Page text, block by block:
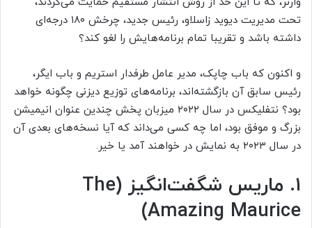
تحت مدیریت دیوید زاسلاو، رئیس جدید، چرخش ۱۸۰ درجه‌ای
داشته باشد و تقریبا تمام برنامه‌هایش را لغو کند؟
و اکنون که باب چاپک، مدیر عامل طرفدار استریم و باب ایگر،
رئیس سابق آن بازگشته‌اند، برنامه‌های توزیع دیزنی چگونه خواهد
بود؟ نتفلیکس در سال ۲۰۲۲ میزبان پخش چندین عنوان انیمیشن
بزرگ و موفق بود، اما چه کسی می‌داند که آیا نسخه‌های بعدی آن
در سال ۲۰۲۳ به نمایش در خواهند آمد یا خیر.
۱. ماریس شگفت‌انگیز (The
Amazing Maurice)